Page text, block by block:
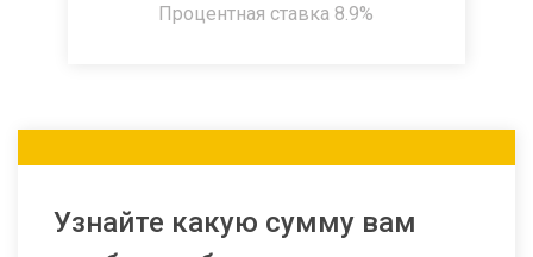
Процентная ставка 8.9%
Узнайте какую сумму вам